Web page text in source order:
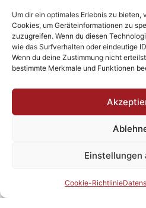
Um dir ein optimales Erlebnis zu
Cookies, um Geräteinformationen zu
zuzugreifen. Wenn du diesen
wie das Surfverhalten oder eindeutige
Wenn du deine Zustimmung nicht
bestimmte Merkmale und Funktionen
Einstellungen
Cookie-Richtlinie
VERANSTALTUNGSORT
83236
Veranstaltungsort-Website anzeigen